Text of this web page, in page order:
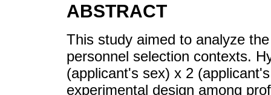
ABSTRACT
This study aimed to analyze
personnel selection contexts.
(applicant's sex) x 2
experimental design among